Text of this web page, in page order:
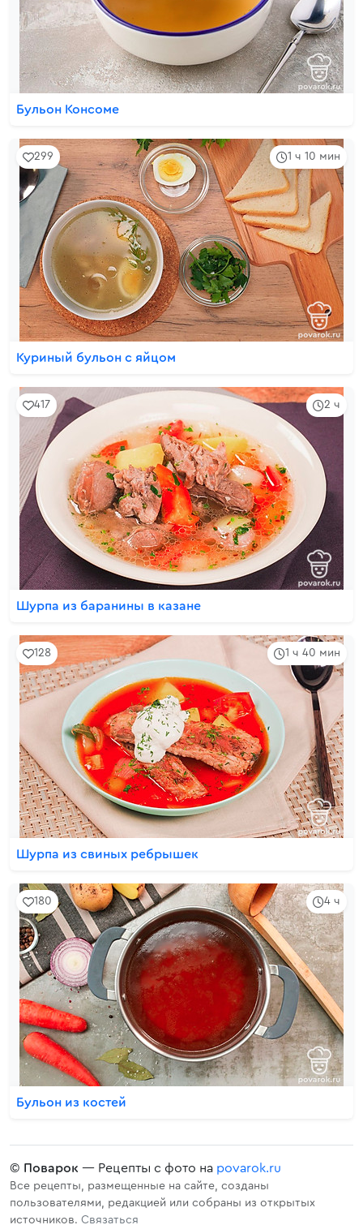
Бульон Консоме
1 ч 10 мин
299
Куриный бульон с яйцом
2 ч
417
Шурпа из баранины в казане
1 ч 40 мин
128
Шурпа из свиных ребрышек
4 ч
180
Бульон из костей
© Поварок — Рецепты с фото на povarok.ru
Все рецепты, размещенные на сайте, созданы
пользователями, редакцией или собраны из открытых
источников. Связаться